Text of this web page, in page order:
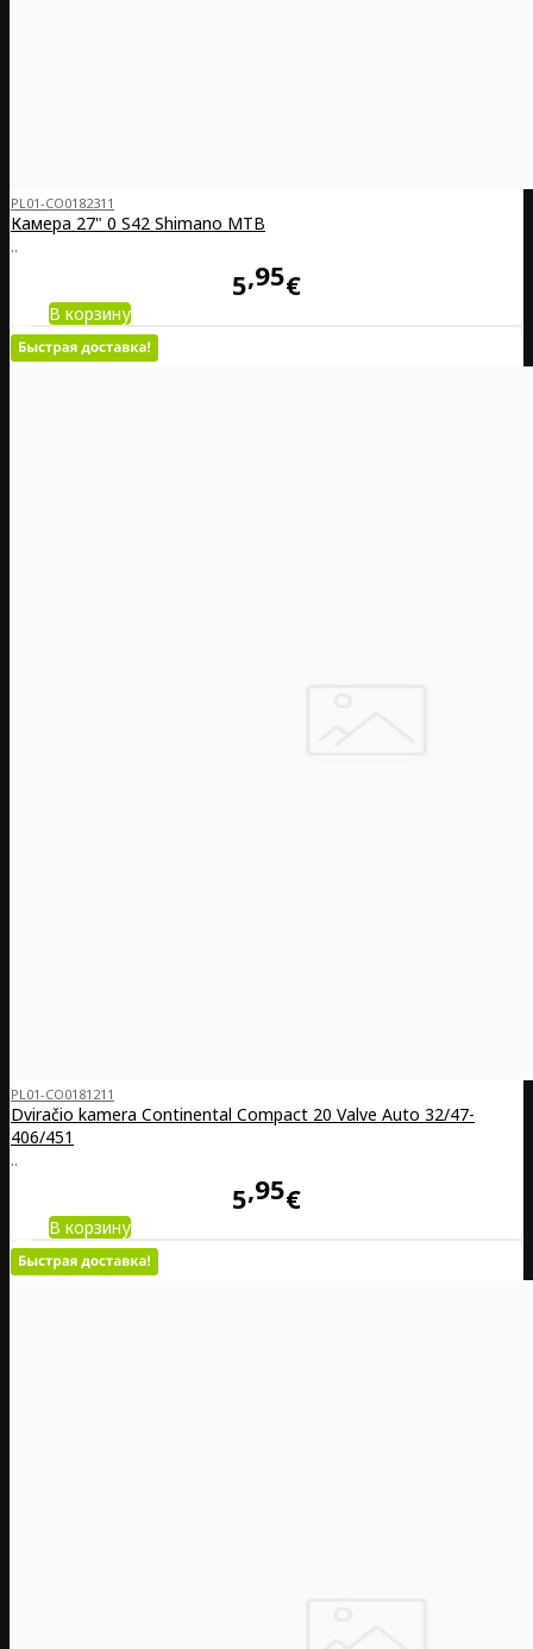
PL01-CO0182311
Камера 27" 0 S42 Shimano MTB
..
5 95€
В корзину
PL01-CO0181211
Dviračio kamera Continental Compact 20 Valve Auto 32/47-
406/451
..
5 95€
В корзину